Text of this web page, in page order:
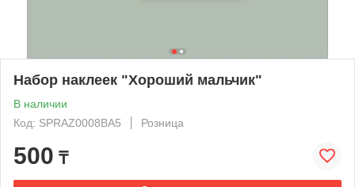
Набор наклеек "Хороший мальчик"
В наличии
Код: SPRAZ0008BA5
Розница
500 ₸